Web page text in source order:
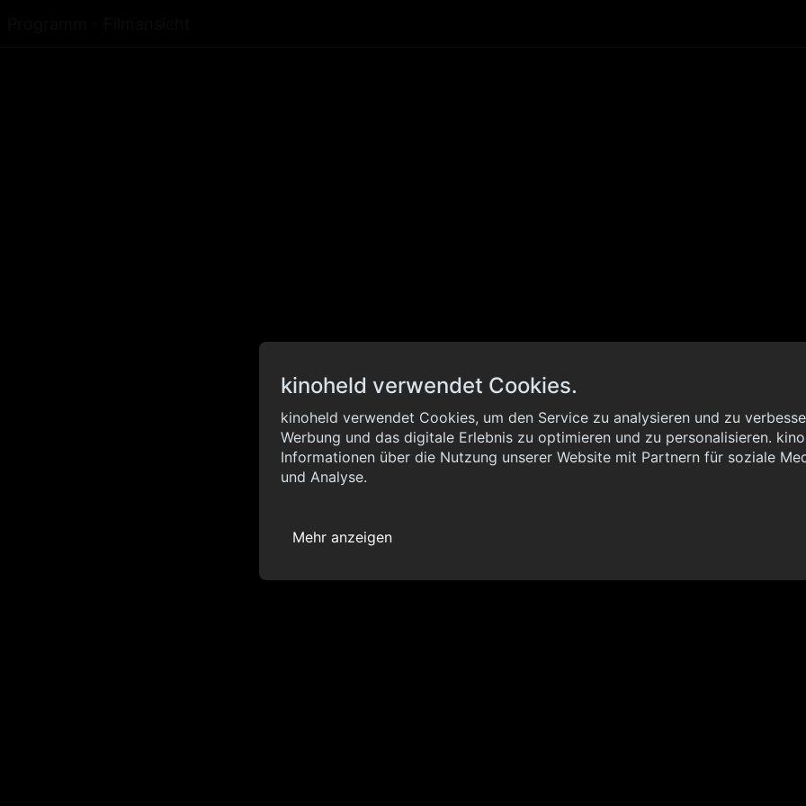
kinoheld verwendet Cookies.
kinoheld verwendet Cookies, um den Service zu analysieren und zu
Werbung und das digitale Erlebnis zu optimieren und zu personalisieren.
Informationen über die Nutzung unserer Website mit Partnern für soziale
und Analyse.
Mehr anzeigen
Info
{ "__sentry_xhr__": { "method": "POST", "url": "//graph.kinoheld.de:/graphql/v1/
"status_code": 0 } }